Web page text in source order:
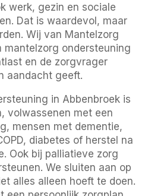
werk, gezin en sociale
Dat is waardevol, maar
Wij van Mantelzorg
mantelzorg ondersteuning
en de zorgvrager
aandacht geeft.
in Abbenbroek is
volwassenen met een
mensen met dementie,
diabetes of herstel na
Ook bij palliatieve zorg
We sluiten aan op
alles alleen hoeft te doen.